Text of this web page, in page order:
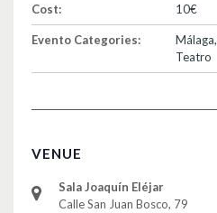
Cost: 10€
Evento Categories: Málaga,
Teatro
VENUE
Sala Joaquín Eléjar
Calle San Juan Bosco, 79